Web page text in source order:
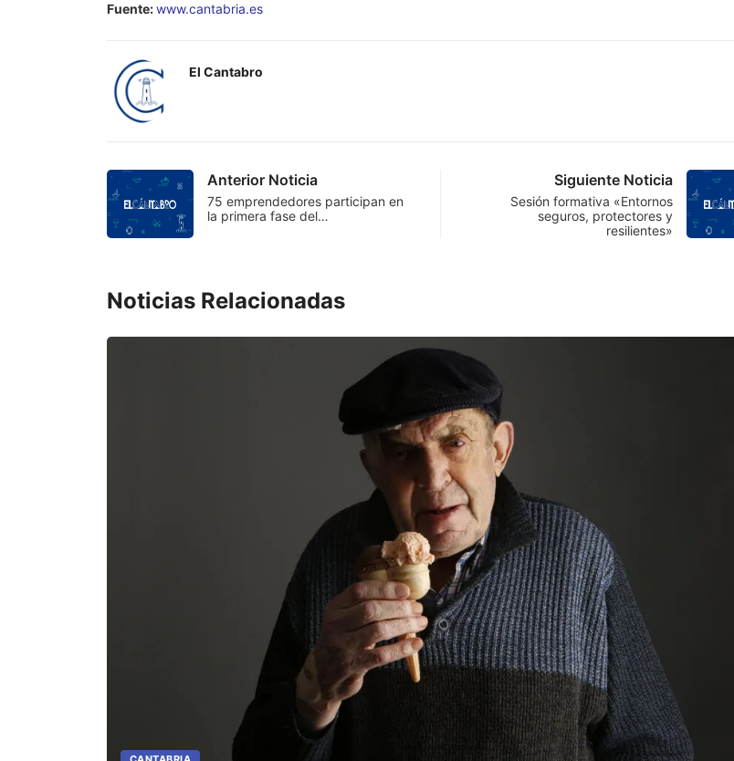
Fuente:www.cantabria.es
El Cantabro
Anterior Noticia
75 emprendedores participan en
la primera fase del…
Siguiente Noticia
Sesión formativa «Entornos
seguros, protectores y
resilientes»
Noticias Relacionadas